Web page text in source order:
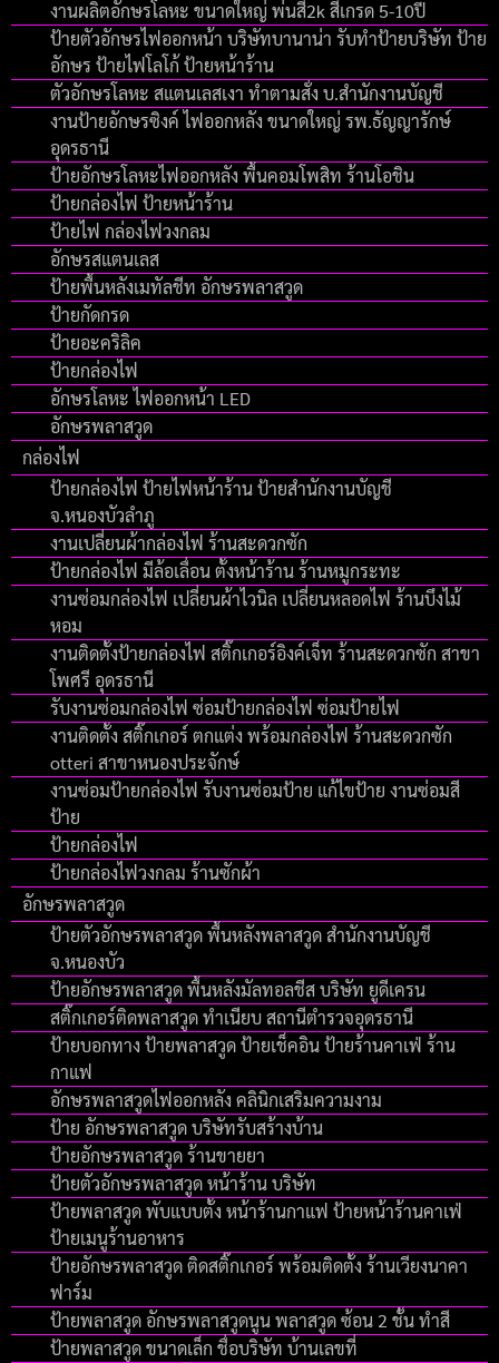
งานผลิตอักษรโลหะ ขนาดใหญ่ พ่นสี2k สีเกรด 5-10ปี
ป้ายตัวอักษรไฟออกหน้า บริษัทบานาน่า รับทำป้ายบริษัท ป้าย
อักษร ป้ายไฟโลโก้ ป้ายหน้าร้าน
ตัวอักษรโลหะ สแตนเลสเงา ทำตามสั่ง บ.สำนักงานบัญชี
งานป้ายอักษรซิงค์ ไฟออกหลัง ขนาดใหญ่ รพ.ธัญญารักษ์
อุดรธานี
ป้ายอักษรโลหะไฟออกหลัง พื้นคอมโพสิท ร้านโอชิน
ป้ายกล่องไฟ ป้ายหน้าร้าน
ป้ายไฟ กล่องไฟวงกลม
อักษรสแตนเลส
ป้ายพื้นหลังเมทัลชีท อักษรพลาสวูด
ป้ายกัดกรด
ป้ายอะคริลิค
ป้ายกล่องไฟ
อักษรโลหะ ไฟออกหน้า LED
อักษรพลาสวูด
กล่องไฟ
ป้ายกล่องไฟ ป้ายไฟหน้าร้าน ป้ายสำนักงานบัญชี
จ.หนองบัวลำภู
งานเปลี่ยนผ้ากล่องไฟ ร้านสะดวกซัก
ป้ายกล่องไฟ มีล้อเลื่อน ตั้งหน้าร้าน ร้านหมูกระทะ
งานซ่อมกล่องไฟ เปลี่ยนผ้าไวนิล เปลี่ยนหลอดไฟ ร้านบึงไม้
หอม
งานติดตั้งป้ายกล่องไฟ สติ๊กเกอร์อิงค์เจ็ท ร้านสะดวกซัก สาขา
โพศรี อุดรธานี
รับงานซ่อมกล่องไฟ ซ่อมป้ายกล่องไฟ ซ่อมป้ายไฟ
งานติดตั้ง สติ๊กเกอร์ ตกแต่ง พร้อมกล่องไฟ ร้านสะดวกซัก
otteri สาขาหนองประจักษ์
งานซ่อมป้ายกล่องไฟ รับงานซ่อมป้าย แก้ไขป้าย งานซ่อมสี
ป้าย
ป้ายกล่องไฟ
ป้ายกล่องไฟวงกลม ร้านซักผ้า
อักษรพลาสวูด
ป้ายตัวอักษรพลาสวูด พื้นหลังพลาสวูด สำนักงานบัญชี
จ.หนองบัว
ป้ายอักษรพลาสวูด พื้นหลังมัลทอลชีส บริษัท ยูดีเครน
สติ๊กเกอร์ติดพลาสวูด ทำเนียบ สถานีตำรวจอุดรธานี
ป้ายบอกทาง ป้ายพลาสวูด ป้ายเช็คอิน ป้ายร้านคาเฟ่ ร้าน
กาแฟ
อักษรพลาสวูดไฟออกหลัง คลินิกเสริมความงาม
ป้าย อักษรพลาสวูด บริษัทรับสร้างบ้าน
ป้ายอักษรพลาสวูด ร้านขายยา
ป้ายตัวอักษรพลาสวูด หน้าร้าน บริษัท
ป้ายพลาสวูด พับแบบตั้ง หน้าร้านกาแฟ ป้ายหน้าร้านคาเฟ่
ป้ายเมนูร้านอาหาร
ป้ายอักษรพลาสวูด ติดสติ๊กเกอร์ พร้อมติดตั้ง ร้านเวียงนาคา
ฟาร์ม
ป้ายพลาสวูด อักษรพลาสวูดนูน พลาสวูด ซ้อน 2 ชั้น ทำสี
ป้ายพลาสวูด ขนาดเล็ก ชื่อบริษัท บ้านเลขที่